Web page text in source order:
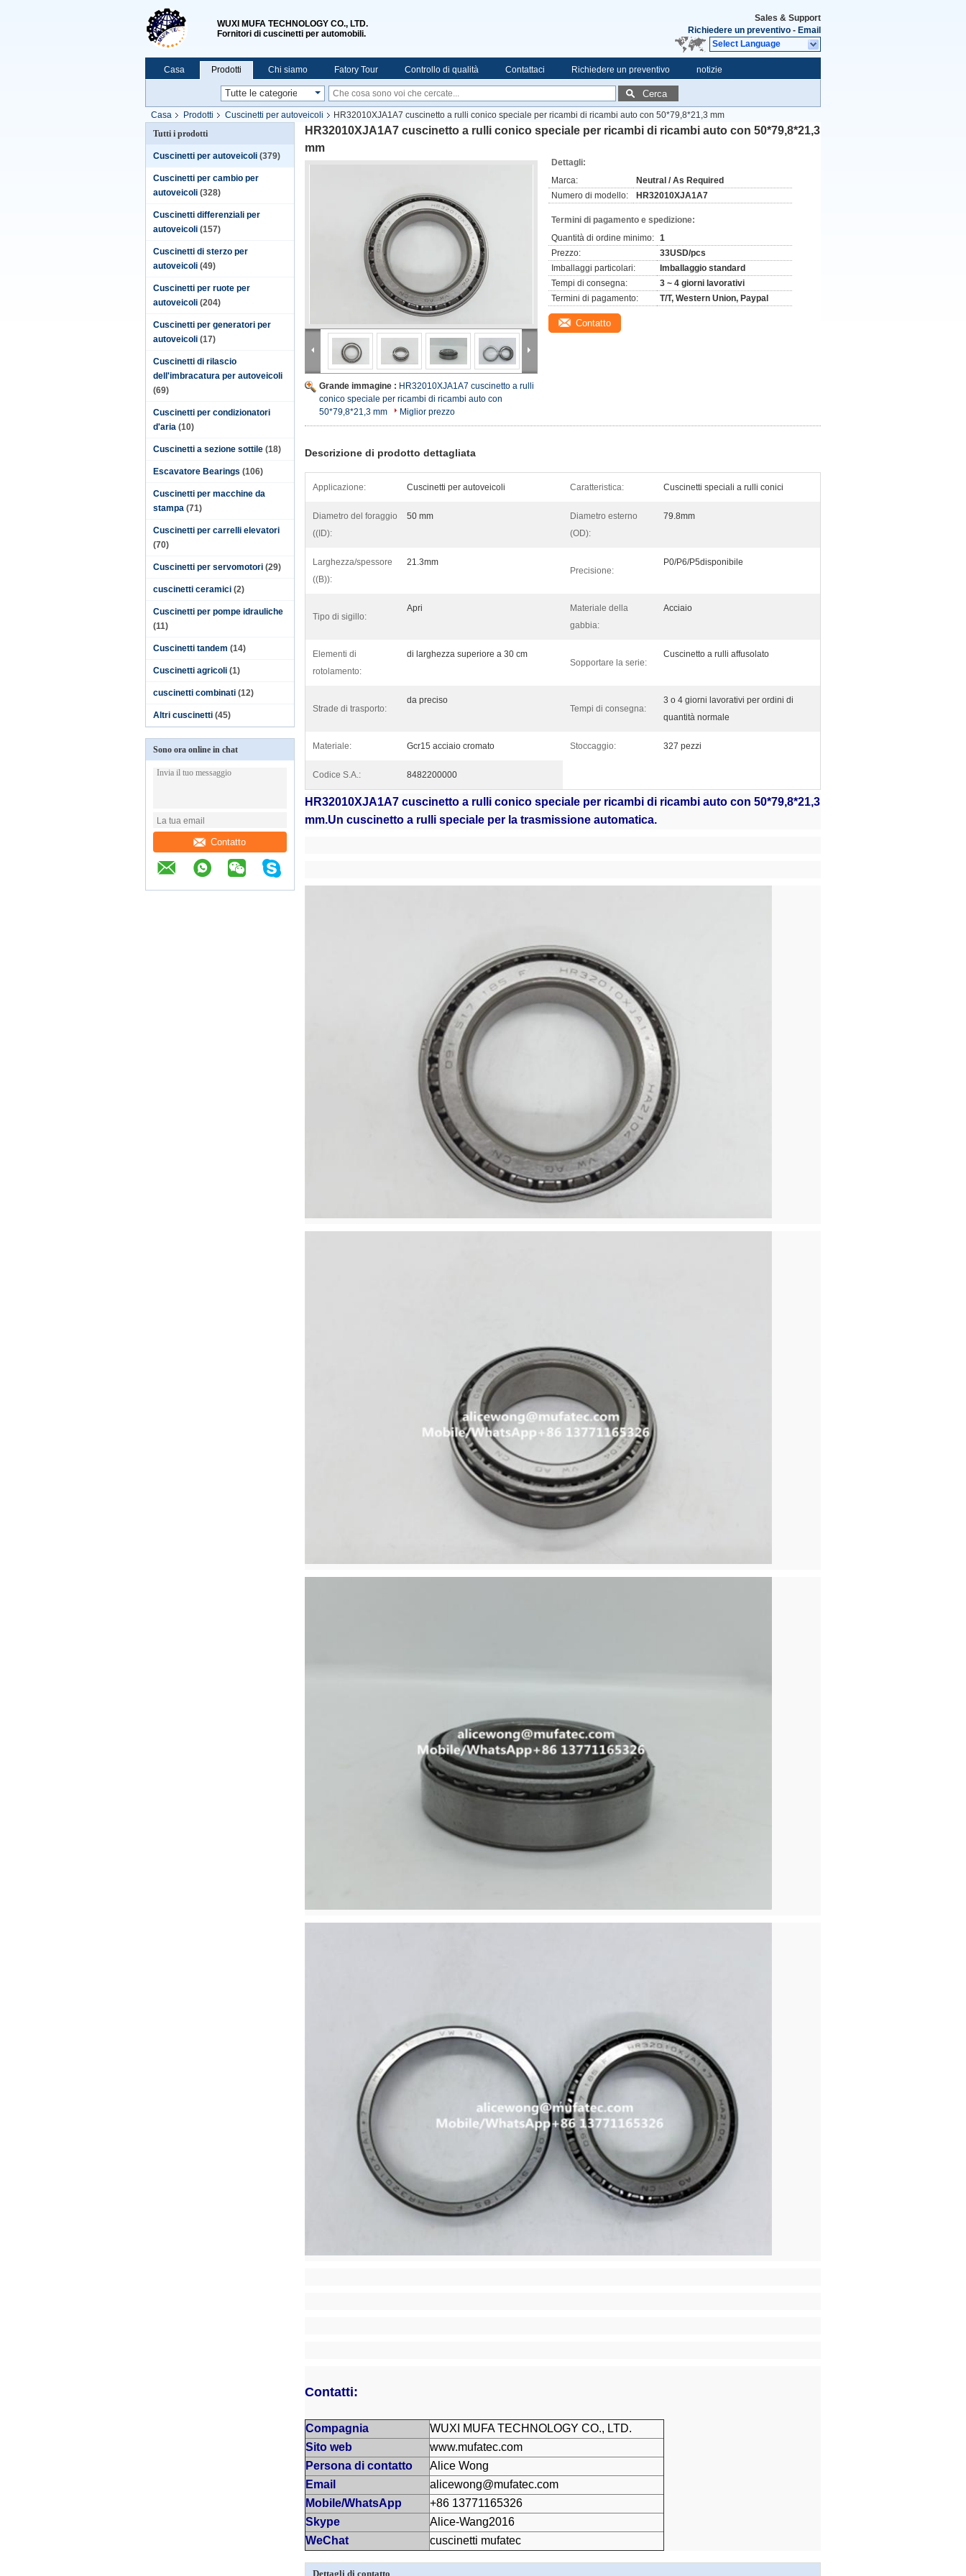
WUXI MUFA TECHNOLOGY CO., LTD.
Fornitori di cuscinetti per automobili.
Sales & Support
Richiedere un preventivo - Email
Select Language
Casa Prodotti Chi siamo Fatory Tour Controllo di qualità Contattaci Richiedere un preventivo notizie
Cerca
Casa Prodotti Cuscinetti per autoveicoli
HR32010XJA1A7 cuscinetto a rulli conico speciale per ricambi di ricambi auto con 50*79,8*21,3 mm
Tutti i prodotti
Cuscinetti per autoveicoli (379)
Cuscinetti per cambio per
autoveicoli (328)
Cuscinetti differenziali per
autoveicoli (157)
Cuscinetti di sterzo per
autoveicoli (49)
Cuscinetti per ruote per
autoveicoli (204)
Cuscinetti per generatori per
autoveicoli (17)
Cuscinetti di rilascio
dell'imbracatura per autoveicoli
(69)
Cuscinetti per condizionatori
d'aria (10)
Cuscinetti a sezione sottile (18)
Escavatore Bearings (106)
Cuscinetti per macchine da
stampa (71)
Cuscinetti per carrelli elevatori
(70)
Cuscinetti per servomotori (29)
cuscinetti ceramici (2)
Cuscinetti per pompe idrauliche
(11)
Cuscinetti tandem (14)
Cuscinetti agricoli (1)
cuscinetti combinati (12)
Altri cuscinetti (45)
Sono ora online in chat
Contatto
HR32010XJA1A7 cuscinetto a rulli conico speciale per ricambi di ricambi auto con 50*79,8*21,3
mm
Grande immagine : HR32010XJA1A7 cuscinetto a rulli
conico speciale per ricambi di ricambi auto con
50*79,8*21,3 mm
Miglior prezzo
Dettagli:
Marca:
Neutral / As Required
Numero di modello:
HR32010XJA1A7
Termini di pagamento e spedizione:
Quantità di ordine minimo: 1
Prezzo:
33USD/pcs
Imballaggi particolari:
Imballaggio standard
Tempi di consegna:
3 ~ 4 giorni lavorativi
Termini di pagamento:
T/T, Western Union, Paypal
Contatto
Descrizione di prodotto dettagliata
Applicazione: Cuscinetti per autoveicoli Caratteristica: Cuscinetti speciali a rulli conici
Diametro del foraggio
((ID):
50 mm
Diametro esterno
(OD):
79.8mm
Larghezza/spessore
((B)):
21.3mm
Precisione:
P0/P6/P5disponibile
Tipo di sigillo:
Apri
Materiale della
gabbia:
Acciaio
Elementi di
rotolamento:
di larghezza superiore a 30 cm
Sopportare la serie:
Cuscinetto a rulli affusolato
Strade di trasporto:
da preciso
Tempi di consegna:
3 o 4 giorni lavorativi per ordini di
quantità normale
Materiale: Gcr15 acciaio cromato Stoccaggio: 327 pezzi
Codice S.A.: 8482200000
HR32010XJA1A7 cuscinetto a rulli conico speciale per ricambi di ricambi auto con 50*79,8*21,3
mm.Un cuscinetto a rulli speciale per la trasmissione automatica.
Contatti:
Compagnia
WUXI MUFA TECHNOLOGY CO., LTD.
Sito web
www.mufatec.com
Persona di contatto
Alice Wong
Email
alicewong@mufatec.com
Mobile/WhatsApp
+86 13771165326
Skype
Alice-Wang2016
WeChat
cuscinetti mufatec
Dettagli di contatto